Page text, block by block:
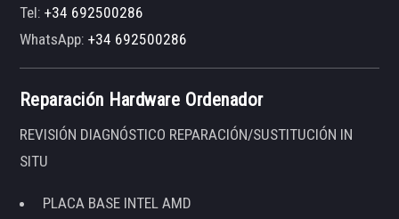
Tel:+34 692500286
WhatsApp:+34 692500286
Reparación Hardware Ordenador
REVISIÓN DIAGNÓSTICO REPARACIÓN/SUSTITUCIÓN IN
SITU
PLACA BASE INTEL AMD